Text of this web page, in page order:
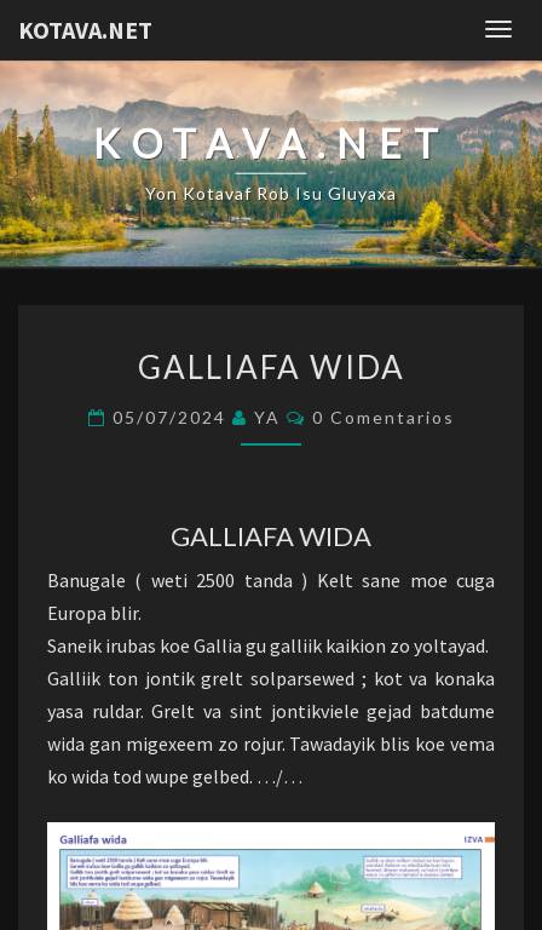
KOTAVA.NET
KOTAVA.NET
Yon Kotavaf Rob Isu Gluyaxa
WIDA
GALLIAFA WIDA
05/07/2024 YA Comentarios
0 Comentarios
GALLIAFA WIDA
Banugale ( weti 2500 tanda ) Kelt sane moe cuga
Europa blir.
Saneik irubas koe Gallia gu galliik kaikion zo yoltayad.
Galliik ton jontik grelt solparsewed ; kot va konaka
yasa ruldar. Grelt va sint jontikviele gejad batdume
wida gan migexeem zo rojur. Tawadayik blis koe vema
ko wida tod wupe gelbed. …/…